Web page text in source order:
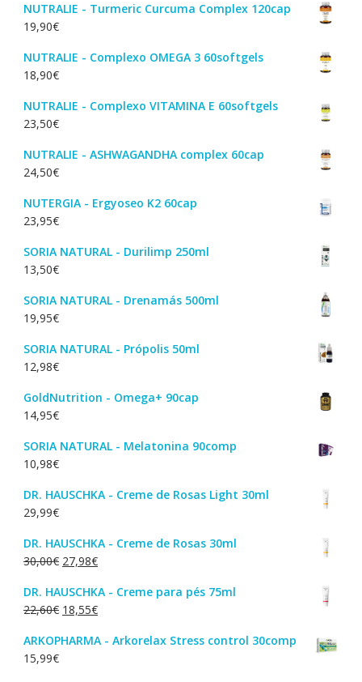
NUTRALIE - Turmeric Curcuma Complex 120cap
19,90€
NUTRALIE - Complexo OMEGA 3 60softgels
18,90€
NUTRALIE - Complexo VITAMINA E 60softgels
23,50€
NUTRALIE - ASHWAGANDHA complex 60cap
24,50€
NUTERGIA - Ergyoseo K2 60cap
23,95€
SORIA NATURAL - Durilimp 250ml
13,50€
SORIA NATURAL - Drenamás 500ml
19,95€
SORIA NATURAL - Própolis 50ml
12,98€
GoldNutrition - Omega+ 90cap
14,95€
SORIA NATURAL - Melatonina 90comp
10,98€
DR. HAUSCHKA - Creme de Rosas Light 30ml
29,99€
DR. HAUSCHKA - Creme de Rosas 30ml
30,00€ O
original
era:
27,98€O
atual
é:
DR. HAUSCHKA - Creme para pés 75ml
22,60€ O
original
18,55€O
atual
ARKOPHARMA - Arkorelax Stress control 30comp
15,99€